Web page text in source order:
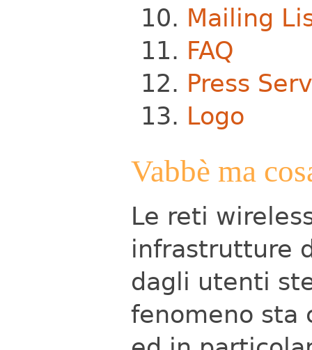
Mailing
FAQ
Press
Logo
Vabbè ma
Le reti
infrastrutture
dagli utenti
fenomeno sta